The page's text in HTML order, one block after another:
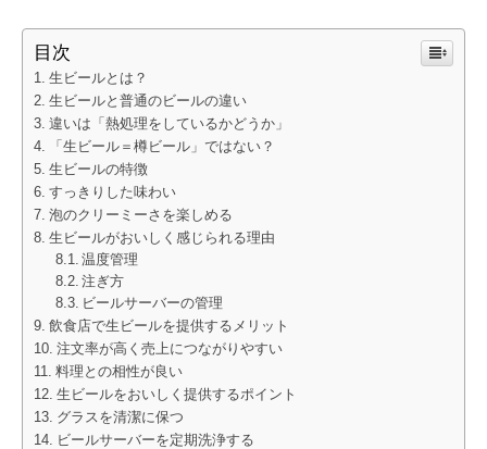
目次
生ビールとは？
生ビールと普通のビールの違い
違いは「熱処理をしているかどうか」
「生ビール＝樽ビール」ではない？
生ビールの特徴
すっきりした味わい
泡のクリーミーさを楽しめる
生ビールがおいしく感じられる理由
温度管理
注ぎ方
ビールサーバーの管理
飲食店で生ビールを提供するメリット
注文率が高く売上につながりやすい
料理との相性が良い
生ビールをおいしく提供するポイント
グラスを清潔に保つ
ビールサーバーを定期洗浄する